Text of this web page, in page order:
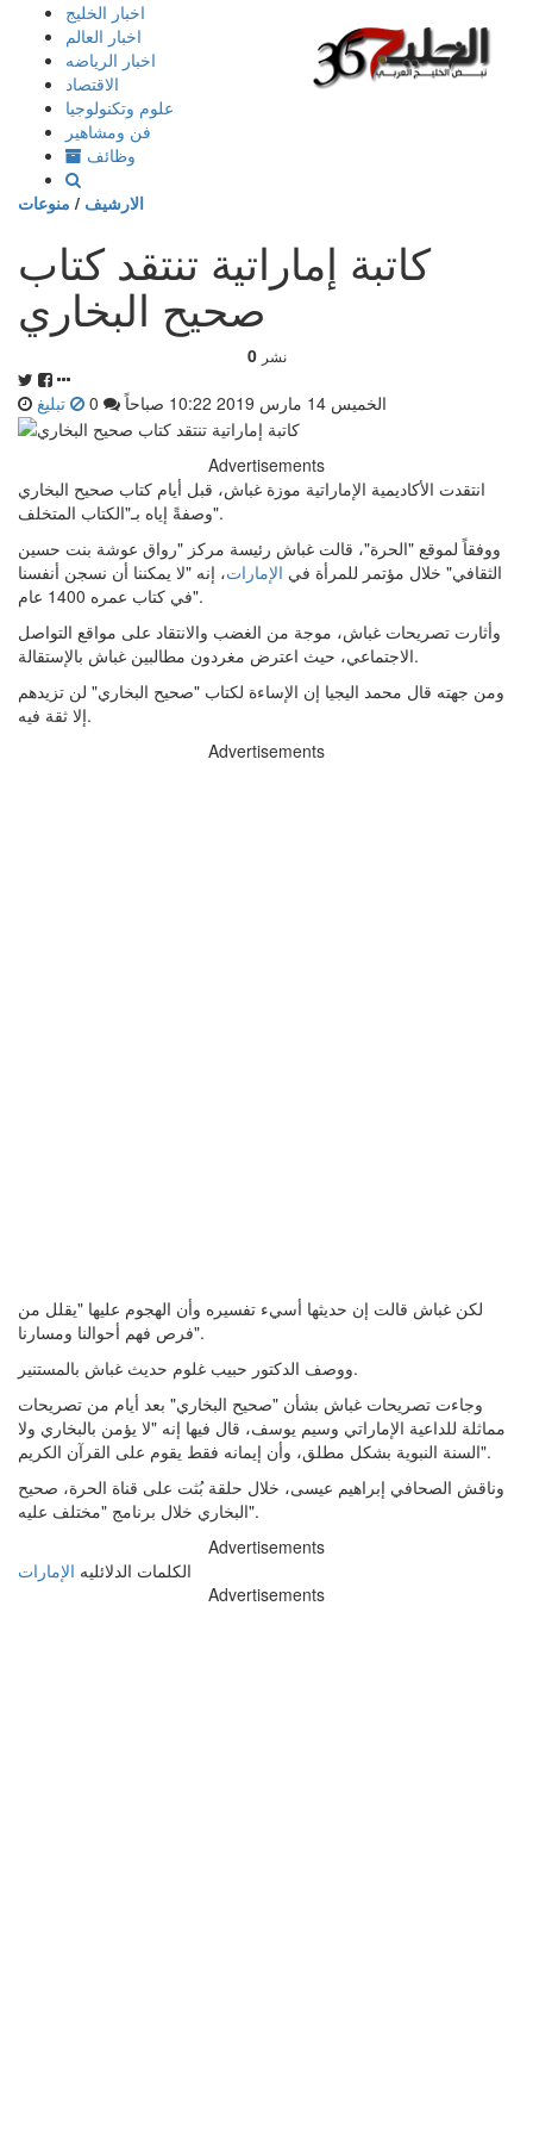
إذهب
المحتوى
اخبار الخليج
اخبار العالم
اخبار الرياضه
الاقتصاد
علوم وتكنولوجيا
فن ومشاهير
وظائف
الارشيف / منوعات
كاتبة إماراتية تنتقد كتاب
صحيح البخاري
0 نشر
الخميس 14 مارس 2019 10:22 صباحاً تبليغ
Advertisements
انتقدت الأكاديمية الإماراتية موزة غباش، قبل أيام كتاب صحيح البخاري
وصفةً إياه بـ"الكتاب المتخلف".
ووفقاً لموقع "الحرة"، قالت غباش رئيسة مركز "رواق عوشة بنت حسين
الثقافي" خلال مؤتمر للمرأة في الإمارات، إنه "لا يمكننا أن نسجن أنفسنا
في كتاب عمره 1400 عام".
وأثارت تصريحات غباش، موجة من الغضب والانتقاد على مواقع التواصل
الاجتماعي، حيث اعترض مغردون مطالبين غباش بالإستقالة.
ومن جهته قال محمد اليجيا إن الإساءة لكتاب "صحيح البخاري" لن تزيدهم
إلا ثقة فيه.
Advertisements
لكن غباش قالت إن حديثها أسيء تفسيره وأن الهجوم عليها "يقلل من
فرص فهم أحوالنا ومسارنا".
ووصف الدكتور حبيب غلوم حديث غباش بالمستنير.
وجاءت تصريحات غباش بشأن "صحيح البخاري" بعد أيام من تصريحات
مماثلة للداعية الإماراتي وسيم يوسف، قال فيها إنه "لا يؤمن بالبخاري ولا
السنة النبوية بشكل مطلق، وأن إيمانه فقط يقوم على القرآن الكريم".
وناقش الصحافي إبراهيم عيسى، خلال حلقة بُثت على قناة الحرة، صحيح
البخاري خلال برنامج "مختلف عليه".
Advertisements
الكلمات الدلائليه الإمارات
Advertisements